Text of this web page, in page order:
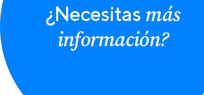
¿Necesitas más
información?